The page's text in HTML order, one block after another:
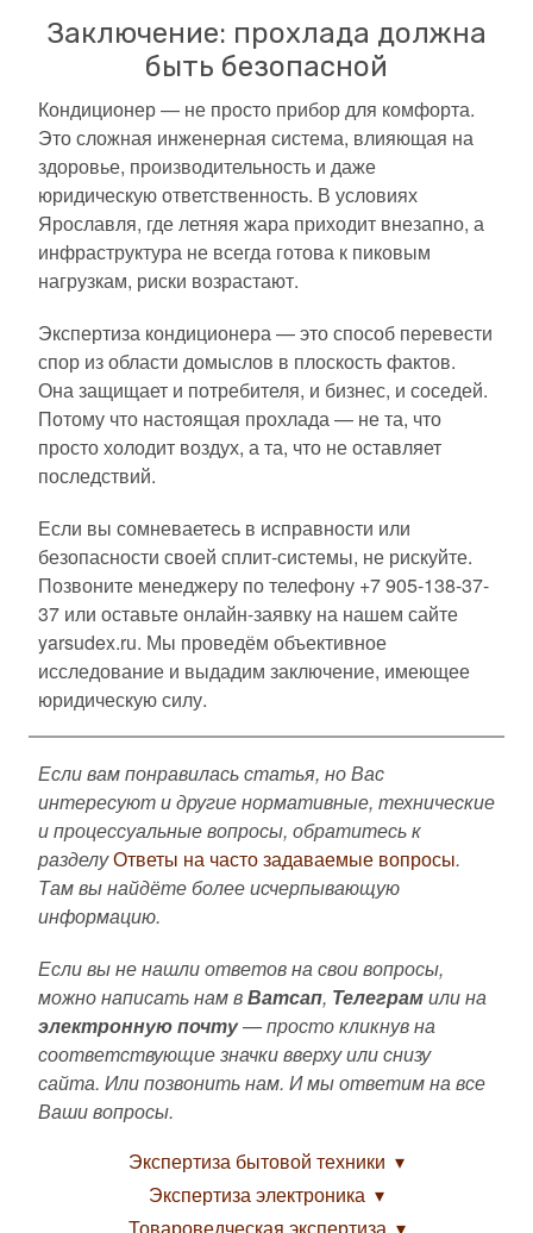
Заключение: прохлада должна
быть безопасной
Кондиционер — не просто прибор для комфорта.
Это сложная инженерная система, влияющая на
здоровье, производительность и даже
юридическую ответственность. В условиях
Ярославля, где летняя жара приходит внезапно, а
инфраструктура не всегда готова к пиковым
нагрузкам, риски возрастают.
Экспертиза кондиционера — это способ перевести
спор из области домыслов в плоскость фактов.
Она защищает и потребителя, и бизнес, и соседей.
Потому что настоящая прохлада — не та, что
просто холодит воздух, а та, что не оставляет
последствий.
Если вы сомневаетесь в исправности или
безопасности своей сплит-системы, не рискуйте.
Позвоните менеджеру по телефону +7 905-138-37-
37 или оставьте онлайн-заявку на нашем сайте
yarsudex.ru. Мы проведём объективное
исследование и выдадим заключение, имеющее
юридическую силу.
Если вам понравилась статья, но Вас
интересуют и другие нормативные, технические
и процессуальные вопросы, обратитесь к
разделуОтветы на часто задаваемые вопросы.
Там вы найдёте более исчерпывающую
информацию.
Если вы не нашли ответов на свои вопросы,
можно написать нам вВатсап, Телеграмили на
электронную почту— просто кликнув на
соответствующие значки вверху или снизу
сайта. Или позвонить нам. И мы ответим на все
Ваши вопросы.
Экспертиза бытовой техники
Экспертиза электроника